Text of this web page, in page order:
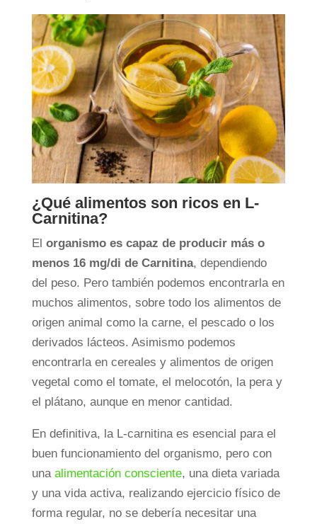
¿Qué alimentos son ricos en L-
Carnitina?
El organismo es capaz de producir más o
menos 16 mg/di de Carnitina, dependiendo
del peso. Pero también podemos encontrarla en
muchos alimentos, sobre todo los alimentos de
origen animal como la carne, el pescado o los
derivados lácteos. Asimismo podemos
encontrarla en cereales y alimentos de origen
vegetal como el tomate, el melocotón, la pera y
el plátano, aunque en menor cantidad.
En definitiva, la L-carnitina es esencial para el
buen funcionamiento del organismo, pero con
una alimentación consciente, una dieta variada
y una vida activa, realizando ejercicio físico de
forma regular, no se debería necesitar una